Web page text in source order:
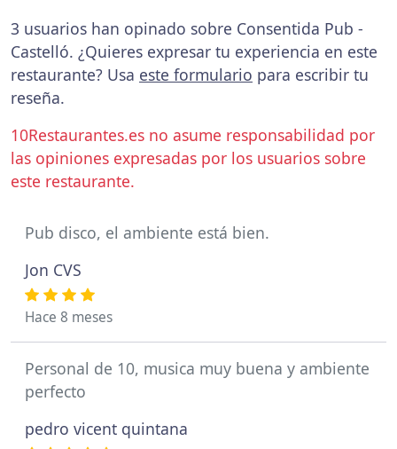
3 usuarios han opinado sobre Consentida Pub -
Castelló. ¿Quieres expresar tu experiencia en este
restaurante? Usa este formulario para escribir tu
reseña.
10Restaurantes.es no asume responsabilidad por
las opiniones expresadas por los usuarios sobre
este restaurante.
Pub disco, el ambiente está bien.
Jon CVS
Hace 8 meses
Personal de 10, musica muy buena y ambiente
perfecto
pedro vicent quintana